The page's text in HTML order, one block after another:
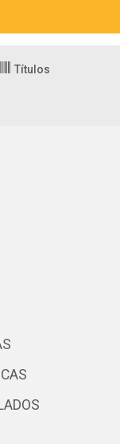
Títulos